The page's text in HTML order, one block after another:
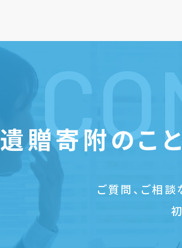
遺贈寄附のこと
ご質問、ご相